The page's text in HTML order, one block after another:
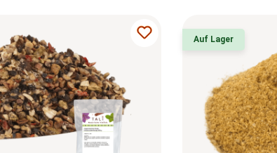
Auf Lager